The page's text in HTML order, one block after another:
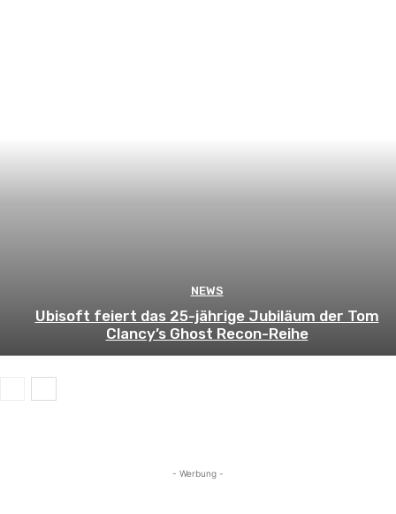
NEWS
Ubisoft feiert das 25-jährige Jubiläum der Tom
Clancy’s Ghost Recon-Reihe
- Werbung -